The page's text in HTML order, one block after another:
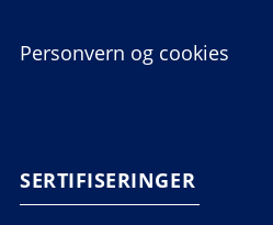
Personvern og cookies
SERTIFISERINGER